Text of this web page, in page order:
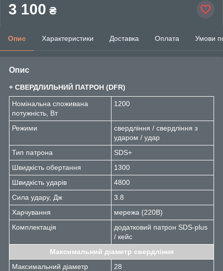
3 100 ₴
Опис Характеристики Доставка Оплата Умови
Опис
+ СВЕРДЛИЛЬНИЙ ПАТРОН (DFR)
Номінальна споживана
потужність, Вт
1200
Режими
свердління / свердління з
ударом / удар
Тип патрона
SDS+
Швидкість обертання
1300
Швидкість ударів
4800
Сила удару, Дж
3.8
Харчування
мережа (220В)
Комплектація
додатковий патрон SDS-plus
/ кейс
Максимальний діаметр свердління
Максимальний діаметр
28